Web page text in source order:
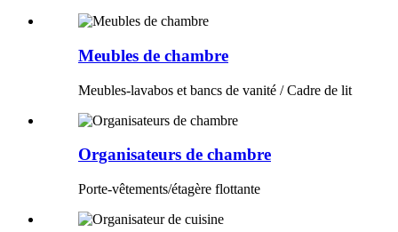
Meubles de chambre
Meubles-lavabos et bancs de vanité / Cadre de lit
Organisateurs de chambre
Porte-vêtements/étagère flottante